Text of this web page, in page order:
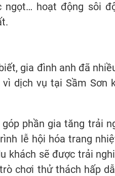
hoạt động sôi
gia đình anh đã
dịch vụ tại Sầm Sơn
phần gia tăng trải
lễ hội hóa trang
khách sẽ được trải
chơi thử thách hấp